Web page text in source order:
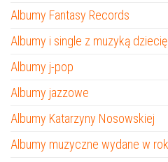
Albumy Fantasy Records
Albumy i single z muzyką
Albumy j-pop
Albumy jazzowe
Albumy Katarzyny Nosowskiej
Albumy muzyczne wydane w